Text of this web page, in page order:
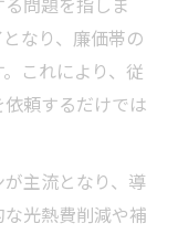
問題を指しま
なり、廉価帯の
これにより、従
頼するだけでは
主流となり、導
光熱費削減や補